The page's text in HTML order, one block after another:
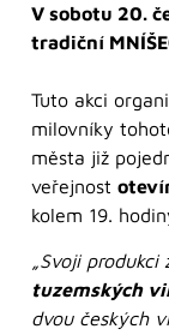
V sobotu 20.
tradiční
Tuto akci
milovníky
města již
veřejnost
kolem 19.
„Svoji produkci
tuzemských
dvou českých